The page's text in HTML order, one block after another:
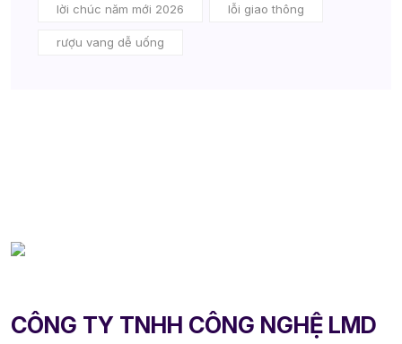
lời chúc năm mới 2026 lỗi giao thông
rượu vang dễ uống
CÔNG TY TNHH CÔNG NGHỆ LMD